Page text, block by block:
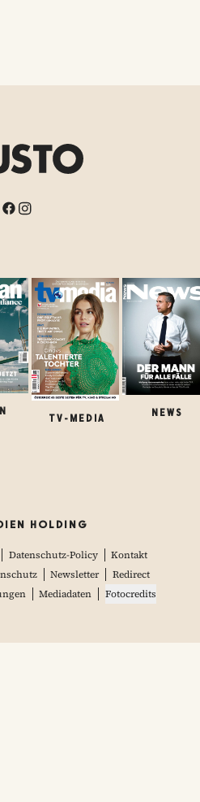
TV-MEDIA
NEWS
HOLDING
Datenschutz-Policy
Kontakt
Newsletter
Redirect
Mediadaten Fotocredits